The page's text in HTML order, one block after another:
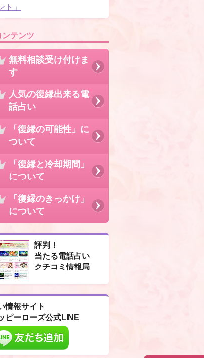
ト」
ンテンツ
無料相談受け付けま
す
人気の復縁出来る電
話占い
「復縁の可能性」に
ついて
「復縁と冷却期間」
について
「復縁のきっかけ」
について
評判！
当たる電話占い
クチコミ情報局
情報サイト
ピーローズ公式LINE